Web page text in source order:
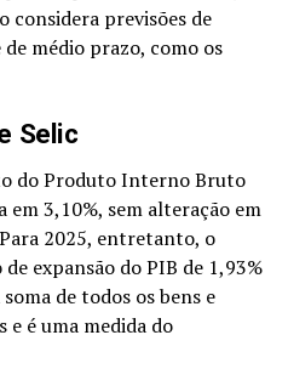
considera previsões de
médio prazo, como os
Selic
do Produto Interno Bruto
3,10%, sem alteração em
2025, entretanto, o
expansão do PIB de 1,93%
de todos os bens e
é uma medida do